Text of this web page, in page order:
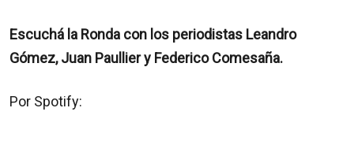
Escuchá la Ronda con los periodistas Leandro
Gómez, Juan Paullier y Federico Comesaña.
Por Spotify: